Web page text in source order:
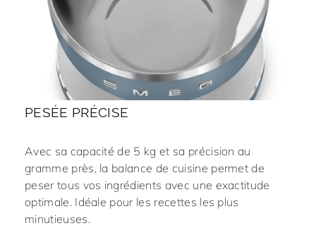
PESÉE PRÉCISE
Avec sa capacité de 5 kg et sa précision au
gramme près, la balance de cuisine permet de
peser tous vos ingrédients avec une exactitude
optimale. Idéale pour les recettes les plus
minutieuses.